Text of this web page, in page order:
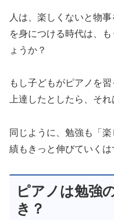
人は、楽しくないと物
を身につける時代は、
ょうか？
もし子どもがピアノを
上達したとしたら、そ
同じように、勉強も「
績もきっと伸びていくは
ピアノは勉強
き？